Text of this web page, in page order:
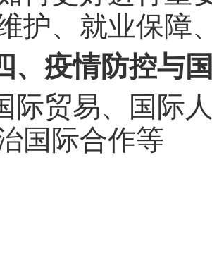
护、就业保障
疫情防控与国
贸易、国际人
国际合作等